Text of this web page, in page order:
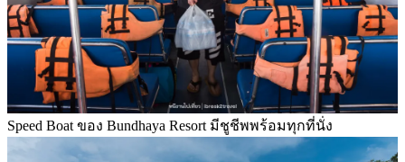
Speed Boat ของ Bundhaya Resort มีชูชีพพร้อมทุกที่นั่ง